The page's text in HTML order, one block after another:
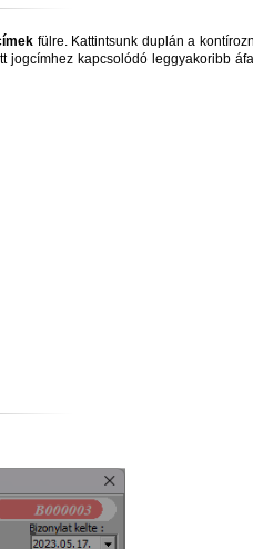
fülre. Kattintsunk duplán a
jogcímhez kapcsolódó leggyakoribb